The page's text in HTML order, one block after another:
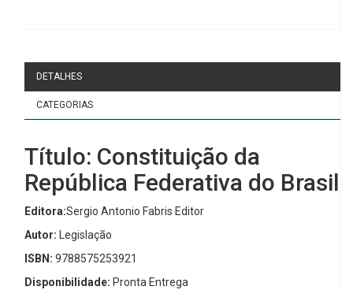
DETALHES
CATEGORIAS
Título: Constituição da
República Federativa do Brasil
Editora:Sergio Antonio Fabris Editor
Autor: Legislação
ISBN: 9788575253921
Disponibilidade: Pronta Entrega